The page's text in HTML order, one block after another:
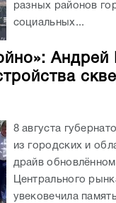
разных районов
социальных...
8 августа
из городских и
драйв
Центрального
увековечила